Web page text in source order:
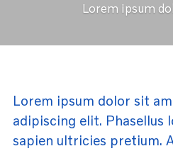
Service
Motoren
Onderdelen
Service
Service en onderhoud
Lorem ipsum
Lorem ipsum dolor sit
adipiscing elit. Phasellus
sapien ultricies pretium.